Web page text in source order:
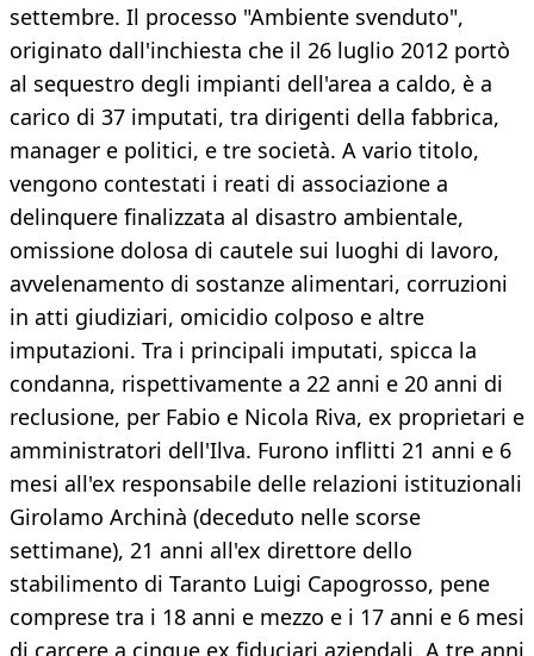
settembre. Il processo "Ambiente svenduto",
originato dall'inchiesta che il 26 luglio 2012 portò
al sequestro degli impianti dell'area a caldo, è a
carico di 37 imputati, tra dirigenti della fabbrica,
manager e politici, e tre società. A vario titolo,
vengono contestati i reati di associazione a
delinquere finalizzata al disastro ambientale,
omissione dolosa di cautele sui luoghi di lavoro,
avvelenamento di sostanze alimentari, corruzioni
in atti giudiziari, omicidio colposo e altre
imputazioni. Tra i principali imputati, spicca la
condanna, rispettivamente a 22 anni e 20 anni di
reclusione, per Fabio e Nicola Riva, ex proprietari e
amministratori dell'Ilva. Furono inflitti 21 anni e 6
mesi all'ex responsabile delle relazioni istituzionali
Girolamo Archinà (deceduto nelle scorse
settimane), 21 anni all'ex direttore dello
stabilimento di Taranto Luigi Capogrosso, pene
comprese tra i 18 anni e mezzo e i 17 anni e 6 mesi
di carcere a cinque ex fiduciari aziendali. A tre anni